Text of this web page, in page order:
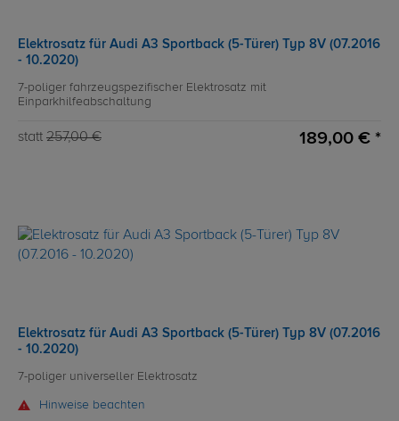
Elektrosatz für Audi A3 Sportback (5-Türer) Typ 8V (07.2016
- 10.2020)
7-poliger fahrzeugspezifischer Elektrosatz mit
Einparkhilfeabschaltung
statt 257,00 € 189,00 € *
Elektrosatz für Audi A3 Sportback (5-Türer) Typ 8V (07.2016
- 10.2020)
7-poliger universeller Elektrosatz
Hinweise beachten